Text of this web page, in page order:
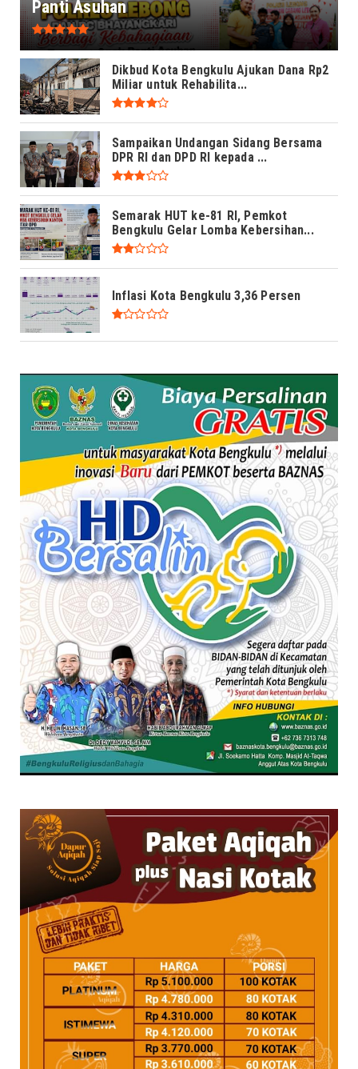
Panti Asuhan
Dikbud Kota Bengkulu Ajukan Dana Rp2
Miliar untuk Rehabilita...
Sampaikan Undangan Sidang Bersama
DPR RI dan DPD RI kepada ...
Semarak HUT ke-81 RI, Pemkot
Bengkulu Gelar Lomba Kebersihan...
Inflasi Kota Bengkulu 3,36 Persen